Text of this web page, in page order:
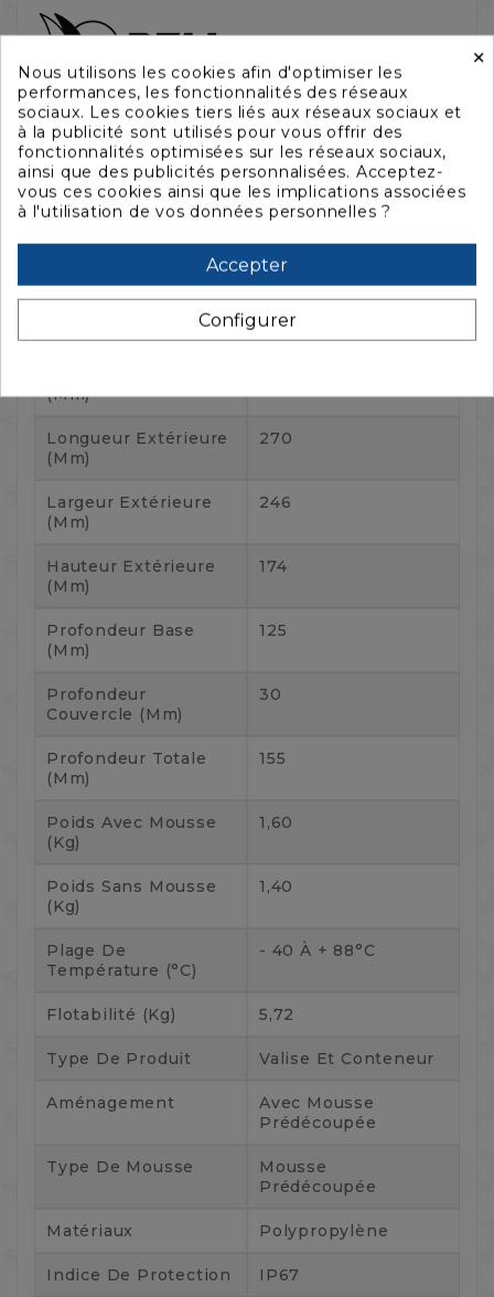
Référence : PC1300G2
Référence fabricant : 013000-0000-180E
Fiche technique
Longueur Intérieure
238
Largeur Intérieure
(mm)
Longueur Extérieure
(mm)
270
Largeur Extérieure
(mm)
246
Hauteur Extérieure
(mm)
174
Profondeur Base
(mm)
125
Profondeur
Couvercle (mm)
30
Profondeur Totale
(mm)
155
Poids Avec Mousse
(kg)
1,60
Poids Sans Mousse
(kg)
1,40
Plage De
Température (°C)
- 40 À + 88°C
Flotabilité (kg) 5,72
Type De Produit Valise Et Conteneur
Aménagement
Avec Mousse
Prédécoupée
Type De Mousse
Mousse
Prédécoupée
Matériaux Polypropylène
Indice De Protection IP67
×
Nous utilisons les cookies afin d'optimiser les
performances, les fonctionnalités des réseaux
sociaux. Les cookies tiers liés aux réseaux sociaux et
à la publicité sont utilisés pour vous offrir des
fonctionnalités optimisées sur les réseaux sociaux,
ainsi que des publicités personnalisées. Acceptez-
vous ces cookies ainsi que les implications associées
à l'utilisation de vos données personnelles ?
Accepter
Configurer